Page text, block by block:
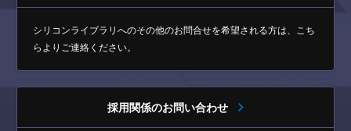
シリコンライブラリへのその他のお問合せを希望される方は、 こち
らよりご連絡ください。
採用関係のお問い合わせ